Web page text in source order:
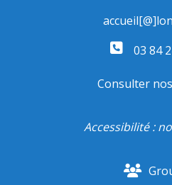
03 84
Consulter
Accessibilité :